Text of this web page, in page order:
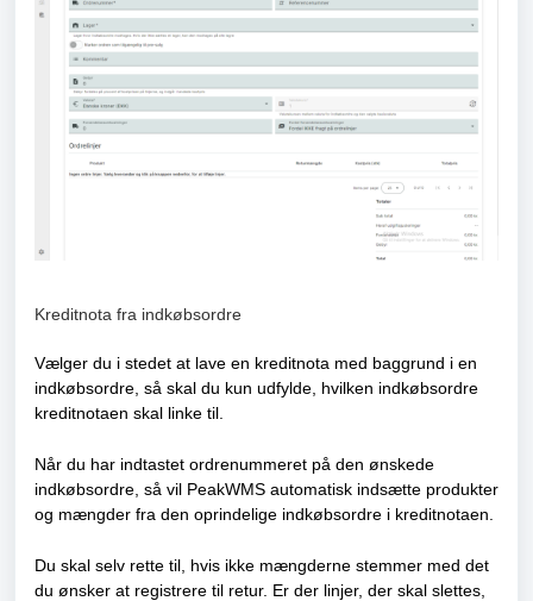
Kreditnota fra indkøbsordre
Vælger du i stedet at lave en kreditnota med baggrund i en
indkøbsordre, så skal du kun udfylde, hvilken indkøbsordre
kreditnotaen skal linke til.
Når du har indtastet ordrenummeret på den ønskede
indkøbsordre, så vil PeakWMS automatisk indsætte produkter
og mængder fra den oprindelige indkøbsordre i kreditnotaen.
Du skal selv rette til, hvis ikke mængderne stemmer med det
du ønsker at registrere til retur. Er der linjer, der skal slettes,